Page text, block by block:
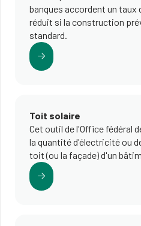
banques accordent un
réduit si la construction
standard.
Toit solaire
Cet outil de l'Office fédéral
la quantité d'électricité ou
toit (ou la façade) d'un